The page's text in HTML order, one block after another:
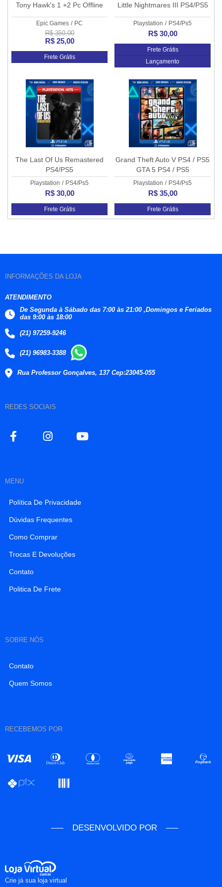
Tony Hawk's 1 +2 Pc Offline
Epic Games / PC
R$ 350,00
R$ 25,00
Frete Grátis
Little Nightmares III PS4/PS5
Playstation / PS4/Ps5
R$ 30,00
Frete Grátis
Lançamento
The Last Of Us Remastered
PS4/PS5
Playstation / PS4/Ps5
R$ 30,00
Frete Grátis
Grand Theft Auto V PS4 / PS5
GTA 5 PS4 / PS5
Playstation / PS4/Ps5
R$ 35,00
Frete Grátis
INFORMAÇÕES DA LOJA
ATENDIMENTO
De Segunda à Sábado das 7:00 às 21:00 ,Domingos e Feriados
das 9:00 às 18:00
(21) 97259-9246
(21) 96983-3388
Rua Professor Gonçalves, 137 Cep:23045-055
REDES SOCIAIS
MENU
Política De Privacidade
Dúvidas Frequentes
Como Comprar
Trocas E Devoluções
Contato
Politica De Frete
SOBRE NÓS
Contato
Quem Somos
RECEBEMOS POR
DESENVOLVIDO POR
Crie já sua loja virtual